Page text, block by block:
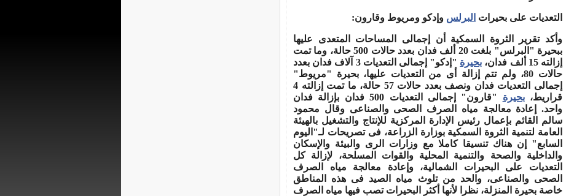
التعديات على بحيرات البرلس وإدكو ومريوط وقارون:
وأكد تقرير الثروة السمكية أن
إجمالى المساحات المتعدى عليها
ببحيرة "البرلس" بلغت 20 ألف فدان بعدد
حالات 500 حالة، وما تمت
إزالته 15 ألف فدان،
بحيرة "إدكو" إجمالى التعديات 3 آلاف فدان بعدد
حالات 80، ولم تتم إزالة أى من التعديات عليها، بحيرة
"مريوط"
إجمالى التعديات فدان ونصف بعدد حالات 57 حالة، ما تمت إزالته 4
قراريط،بحيرة
"قارون" إجمالى التعديات 500 فدان بإزالة فدان
واحد. إعادة معالجة مياه الصرف الصحى والصناعى وقال محمود
سالم القائم بإعمال رئيس
الإدارة المركزية للإنتاج والتشغيل بالهيئة
العامة لتنمية الثروة السمكية بوزارة الزراعة، فى تصريحات لـ"اليوم
السابع" إن هناك تنسيقا كاملا مع وزارات الرى والبيئة والإسكان
والداخلية والصحة والتنمية المحلية والقوات
المسلحة، لإزالة كل
التعديات على البحيرات الشمالية، وإعادة معالجة مياه
الصرف
الصحى والصناعى، والحد من تلوث مياه الصيد فى هذه المناطق
خاصة بحيرة المنزلة، نظرا لأنها أكثر البحيرات تصب فيها مياه الصرف